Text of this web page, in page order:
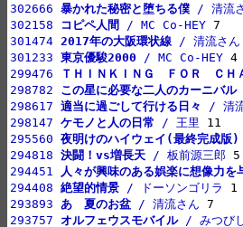
302666 暴かれた秘密と堕ちる僕 / 清流
302158
コピペ人間 / MC Co-HEY
301474 2017年の大阪環状線 / 清流さん
301233 東京優駿2000 / MC Co-HEY
299476
ＴＨＩＮＫＩＮＧ　ＦＯＲ　ＣＨ
298782 この星に必要な二人のカーニバル /
298617 適当に過ごして行ける日々 / 清
298147 ケモノと人の日常 / 王里
295560 夜明けのハイウェイ(最終完成版)
294818 決闘！vs増長天 / 板前源三郎
294451
人々が興味のある娯楽に想像力を
294408 絶望的情景 / ドーソンゴリラ
293893 あゝ夏のお盆 / 清流さん
293757 オルフェウスモバイル / みつび